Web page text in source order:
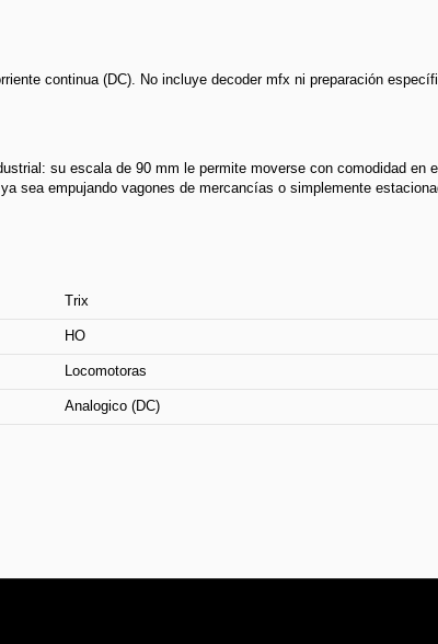
continua (DC). No incluye decoder mfx ni preparación
su escala de 90 mm le permite moverse con comodidad en
sea empujando vagones de mercancías o simplemente
Trix
HO
Locomotoras
Analogico (DC)